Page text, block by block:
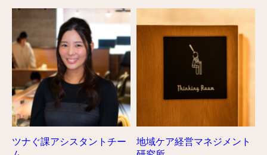
ツナぐ課アシスタントチー
地域ケア経営マネジメント